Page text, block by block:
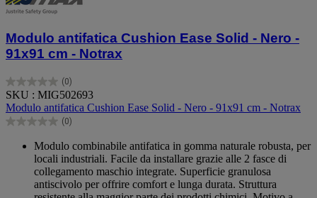
Modulo antifatica Cushion Ease Solid - Nero -
91x91 cm - Notrax
(0)
0.0
su
5
stelle.
SKU : MIG502693
Modulo antifatica Cushion Ease Solid - Nero - 91x91 cm - Notrax
(0)
0.0
Modulo combinabile antifatica in gomma naturale robusta, per
locali industriali. Facile da installare grazie alle 2 fasce di
collegamento maschio integrate. Superficie granulosa
antiscivolo per offrire comfort e lunga durata. Struttura